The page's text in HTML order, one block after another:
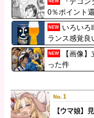
NEW
0％ポイント
る！差別や政
題作！世間に
NEW
いろいろ
ランス感覚
NEW
【画像
った件